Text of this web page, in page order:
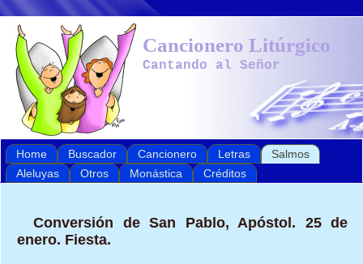
Cancionero Litúrgico
Cantando al Señor
Home Buscador Cancionero Letras
Salmos
Aleluyas
Otros Monástica Créditos
Conversión de San Pablo, Apóstol. 25 de
enero. Fiesta.